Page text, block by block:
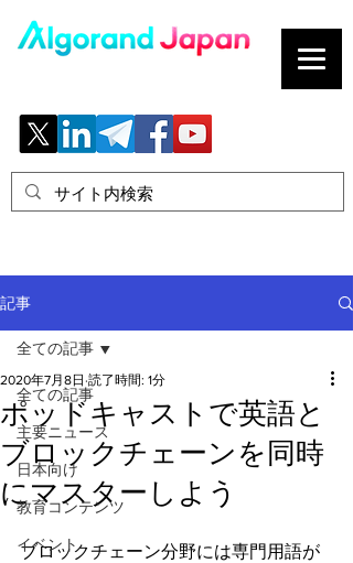
記事
全ての記事
主要ニュース
日本向け
教育コンテンツ
イベント
全ての記事
ポッドキャストで英語と
ブロックチェーンを同時
にマスターしよう
2020年7月8日 読了時間: 1分
ブロックチェーン分野には専門用語が